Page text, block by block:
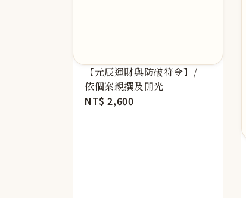
【元辰運財與防破符令】/
依個案親撰及開光
Regular
NT$ 2,600